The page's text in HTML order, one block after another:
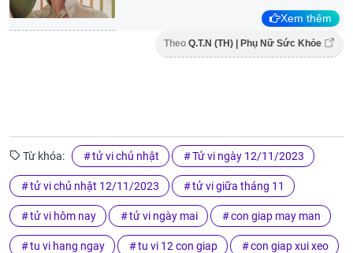
Xem thêm
Theo Q.T.N (TH) | Phụ Nữ Sức Khỏe
Từ khóa: tử vi chủ nhật Tử vi ngày 12/11/2023
tử vi chủ nhật 12/11/2023 tử vi giữa tháng 11
tử vi hôm nay tử vi ngày mai con giap may man
tu vi hang ngay tu vi 12 con giap con giap xui xeo